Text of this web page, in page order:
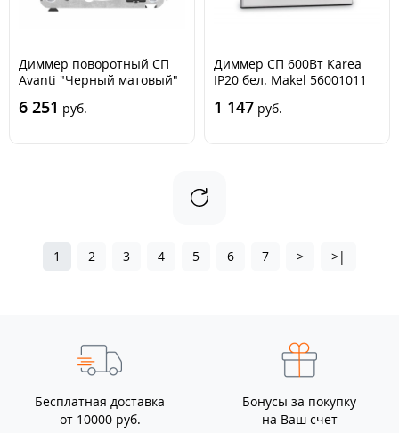
Диммер поворотный СП
Avanti "Черный матовый"
6 251 руб.
Диммер СП 600Вт Karea
IP20 бел. Makel 56001011
1 147 руб.
1 2 3 4 5 6 7 > >|
Бесплатная доставка
от 10000 руб.
Бонусы за покупку
на Ваш счет